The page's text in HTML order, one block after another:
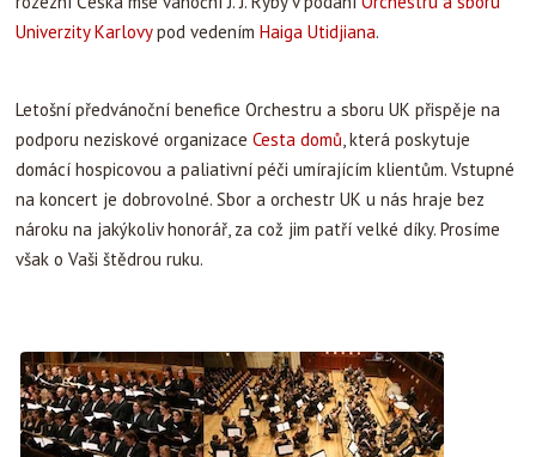
Univerzity Karlovypod vedením Haiga Utidjiana.
Letošní předvánoční benefice Orchestru a sboru UK přispěje na
podporu neziskové organizace Cesta domů, která poskytuje
domácí hospicovou a paliativní péči umírajícím klientům. Vstupné
na koncert je dobrovolné. Sbor a orchestr UK u nás hraje bez
nároku na jakýkoliv honorář, za což jim patří velké díky. Prosíme
však o Vaši štědrou ruku.